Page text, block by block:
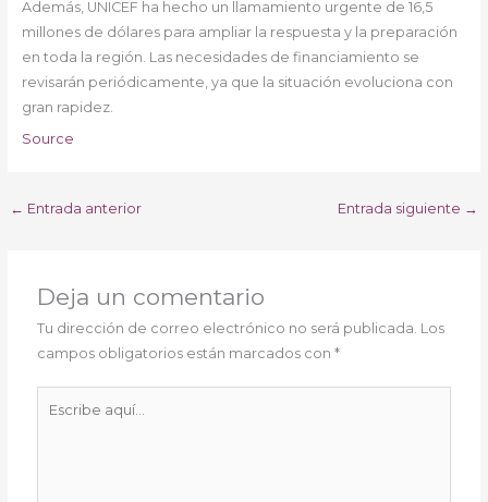
Además, UNICEF ha hecho un llamamiento urgente de 16,5
millones de dólares para ampliar la respuesta y la preparación
en toda la región. Las necesidades de financiamiento se
revisarán periódicamente, ya que la situación evoluciona con
gran rapidez.
Source
← Entrada anterior Entrada siguiente →
Deja un comentario
Tu dirección de correo electrónico no será publicada. Los
campos obligatorios están marcados con*